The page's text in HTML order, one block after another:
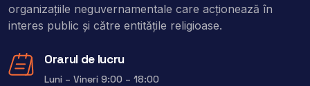
organizaţiile neguvernamentale care acţionează în
interes public şi către entitățile religioase.
Orarul de lucru
Luni – Vineri 9:00 – 18:00